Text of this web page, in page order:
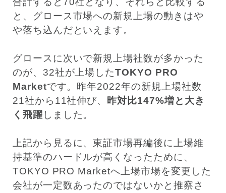
と、グロース市場への新規上場の動きはや
や落ち込んだといえます。
グロースに次いで新規上場社数が多かった
のが、32社が上場したTOKYO PRO
Marketです。昨年2022年の新規上場社数
21社から11社伸び、
昨対比147%増と大き
く飛躍 しました。
上記から見るに、東証市場再編後に上場維
持基準のハードルが高くなったために、
TOKYO PRO Marketへ上場市場を変更した
会社が一定数あったのではないかと推察さ